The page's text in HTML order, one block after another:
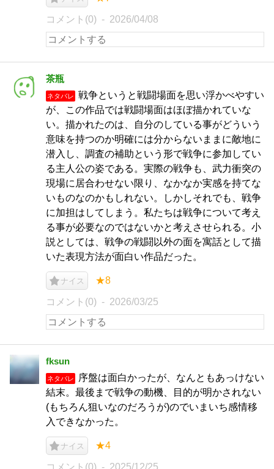
コメント(0) 2026/04/08
茶瓶
ネタバレ
戦争というと戦闘場面を思い浮かべやすい
が、この作品では戦闘場面はほぼ描かれていな
い。描かれたのは、自分のしている事がどういう
意味を持つのか明確には分からないままに敵地に
潜入し、調査の補助という形で戦争に参加してい
る主人公の姿である。実際の戦争も、武力衝突の
現場に居合わせない限り、なかなか実感を持てな
いものなのかもしれない。しかしそれでも、戦争
に加担はしてしまう。私たちは戦争について考え
る事が必要なのではないかと考えさせられる。小
説としては、戦争の戦闘以外の面を寓話として描
いた表現方法が面白い作品だった。
ナイス ★8
コメント(0) 2026/03/25
fksun
ネタバレ
序盤は面白かったが、なんともあっけない
結末。最後まで戦争の動機、目的が明かされない
(もちろん狙いなのだろうが)のでいまいち感情移
入できなかった。
ナイス ★4
コメント(0) 2025/12/25